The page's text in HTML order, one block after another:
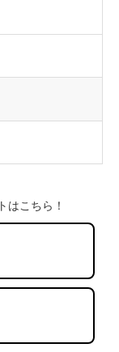
はこちら！